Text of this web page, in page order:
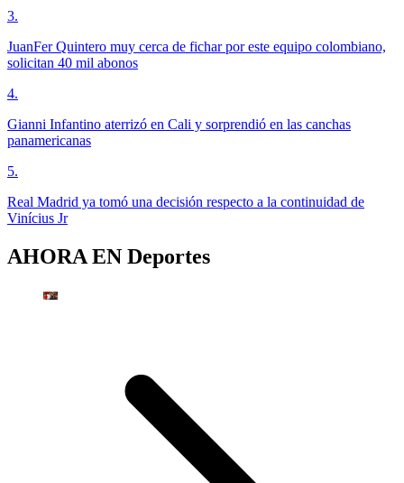
3.
JuanFer Quintero muy cerca de fichar por este equipo colombiano,
solicitan 40 mil abonos
4.
Gianni Infantino aterrizó en Cali y sorprendió en las canchas
panamericanas
5.
Real Madrid ya tomó una decisión respecto a la continuidad de
Vinícius Jr
AHORA EN Deportes